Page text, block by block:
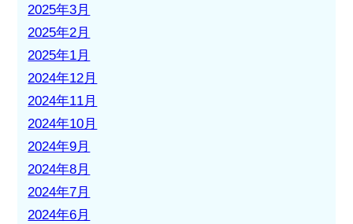
2025年3月
2025年2月
2025年1月
2024年12月
2024年11月
2024年10月
2024年9月
2024年8月
2024年7月
2024年6月